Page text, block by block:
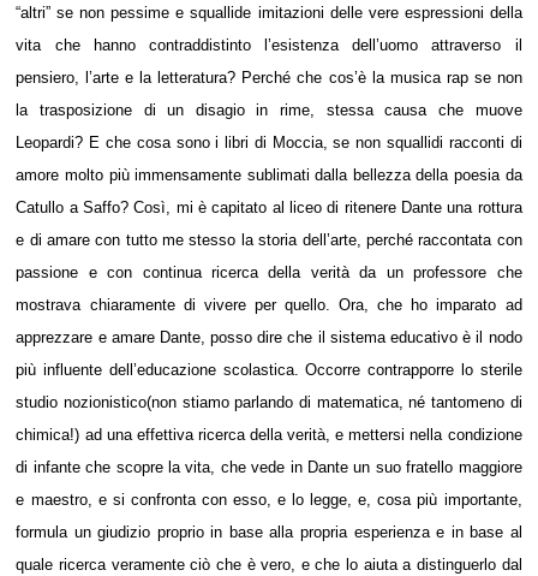
“altri” se non pessime e squallide imitazioni delle vere espressioni della
vita che hanno contraddistinto l’esistenza dell’uomo attraverso il
pensiero, l’arte e la letteratura? Perché che cos’è la musica rap se non
la trasposizione di un disagio in rime, stessa causa che muove
Leopardi? E che cosa sono i libri di Moccia, se non squallidi racconti di
amore molto più immensamente sublimati dalla bellezza della poesia da
Catullo a Saffo? Così, mi è capitato al liceo di ritenere Dante una rottura
e di amare con tutto me stesso la storia dell’arte, perché raccontata con
passione e con continua ricerca della verità da un professore che
mostrava chiaramente di vivere per quello. Ora, che ho imparato ad
apprezzare e amare Dante, posso dire che il sistema educativo è il nodo
più influente dell’educazione scolastica. Occorre contrapporre lo sterile
studio nozionistico(non stiamo parlando di matematica, né tantomeno di
chimica!) ad una effettiva ricerca della verità, e mettersi nella condizione
di infante che scopre la vita, che vede in Dante un suo fratello maggiore
e maestro, e si confronta con esso, e lo legge, e, cosa più importante,
formula un giudizio proprio in base alla propria esperienza e in base al
quale ricerca veramente ciò che è vero, e che lo aiuta a distinguerlo dal